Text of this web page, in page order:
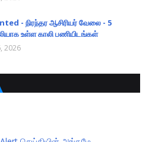
- நிரந்தர ஆசிரியர் வேலை - 5
உள்ள காலி பணியிடங்கள்
2026